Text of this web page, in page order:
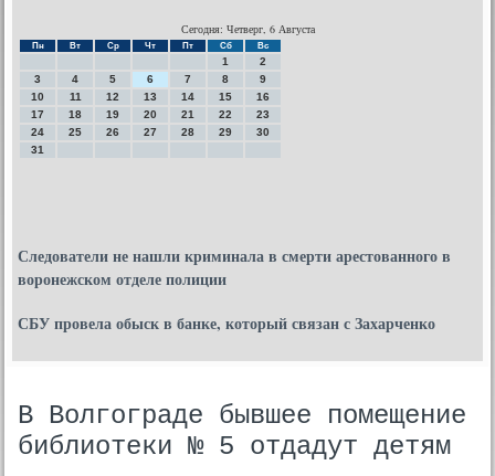
Сегодня: Четверг, 6 Августа
Пн Вт Ср Чт Пт Сб Вс
1
2
3
4 5 6 7 8
9
10
11 12 13 14 15
16
17
18 19 20 21 22
23
24
25 26 27 28 29
30
31
Следователи не нашли криминала в смерти арестованного в
воронежском отделе полиции
СБУ провела обыск в банке, который связан с Захарченко
В Волгограде бывшее помещение
библиотеки № 5 отдадут детям